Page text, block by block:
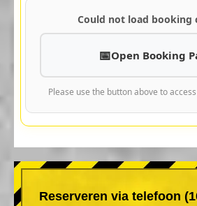
Could not load booking
Open Booking
Please use the button above to
Reserveren via telefoon